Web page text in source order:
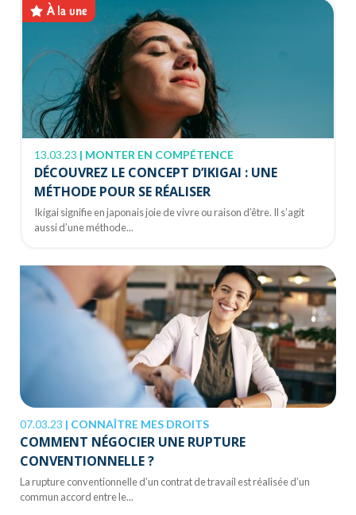
À la une
13.03.23 | MONTER EN COMPÉTENCE
DÉCOUVREZ LE CONCEPT D’IKIGAI : UNE
MÉTHODE POUR SE RÉALISER
Ikigai signifie en japonais joie de vivre ou raison d’être. Il s’agit
aussi d’une méthode...
07.03.23 | CONNAÎTRE MES DROITS
COMMENT NÉGOCIER UNE RUPTURE
CONVENTIONNELLE ?
La rupture conventionnelle d’un contrat de travail est réalisée d’un
commun accord entre le...